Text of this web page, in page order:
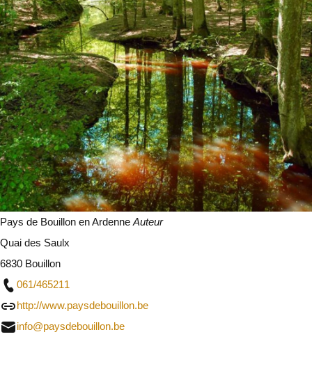
Pays de Bouillon en Ardenne Auteur
Quai des Saulx
6830 Bouillon
061/465211
http://www.paysdebouillon.be
info@paysdebouillon.be